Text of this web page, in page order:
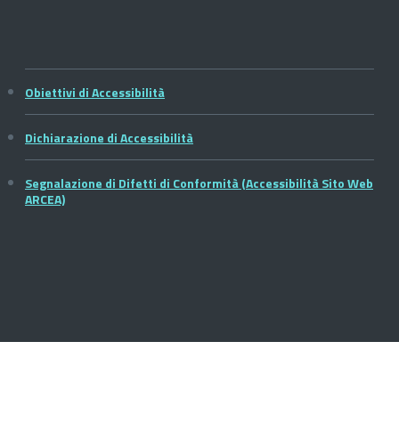
Obiettivi di Accessibilità
Dichiarazione di Accessibilità
Segnalazione di Difetti di Conformità (Accessibilità Sito Web
ARCEA)